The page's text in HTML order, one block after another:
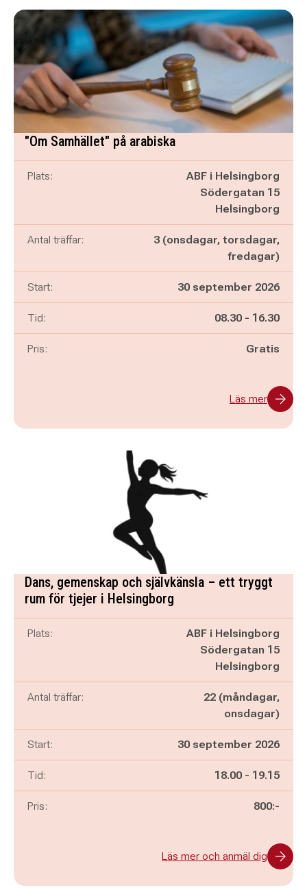
"Om Samhället" på arabiska
Plats:
ABF i Helsingborg
Södergatan 15
Helsingborg
Antal träffar:
3 (onsdagar, torsdagar,
fredagar)
Start: 30 september 2026
Tid: Pågår mellan
08.30 - och
16.30
Pris: Gratis
Läs mer
Dans, gemenskap och självkänsla – ett tryggt
rum för tjejer i Helsingborg
Plats:
ABF i Helsingborg
Södergatan 15
Helsingborg
Antal träffar:
22 (måndagar,
onsdagar)
Start: 30 september 2026
Tid: Pågår mellan
18.00 - och
19.15
Pris: 800:-
Läs mer och anmäl dig